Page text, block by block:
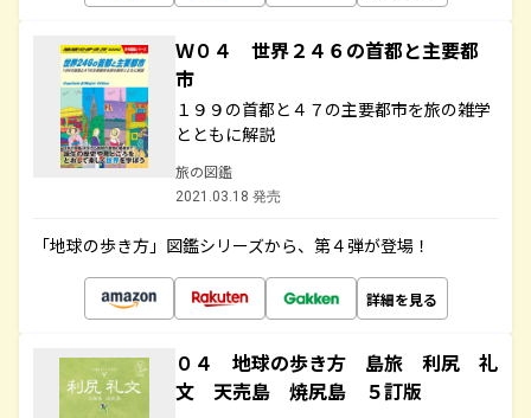
Ｗ０４ 世界２４６の首都と主要都
市
１９９の首都と４７の主要都市を旅の雑学
とともに解説
旅の図鑑
2021.03.18 発売
「地球の歩き方」図鑑シリーズから、第４弾が登場！
詳細を見る
０４ 地球の歩き方 島旅 利尻 礼
文 天売島 焼尻島 ５訂版